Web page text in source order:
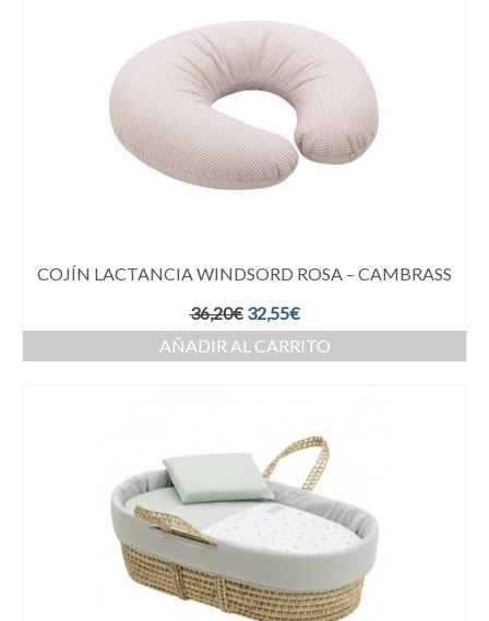
COJÍN LACTANCIA WINDSORD ROSA – CAMBRASS
36,20€ 32,55€
AÑADIR AL CARRITO